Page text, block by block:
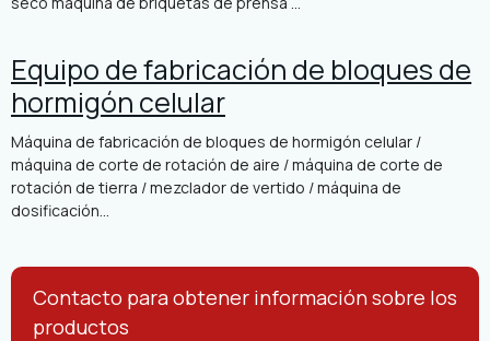
Equipo de fabricación de bloques de
hormigón celular
Máquina de fabricación de bloques de hormigón celular /
máquina de corte de rotación de aire / máquina de corte de
rotación de tierra / mezclador de vertido / máquina de
dosificación...
Contacto para obtener información sobre los
productos